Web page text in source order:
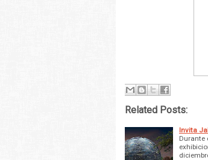
Related Posts:
Invita
Durante